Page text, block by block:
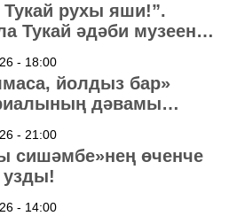
рухы яши!”.
Тукай әдәби музеена
- 18:00
йолдыз бар»
дәвамы
- 21:00
сишәмбе»нең өченче
- 14:00